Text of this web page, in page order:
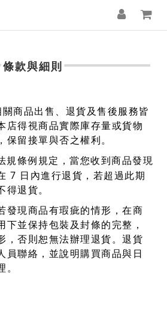
條款與細則
商品出售、退貨及售後服務皆
店得視商品實際庫存量或貨物
保留接單與否之權利。
規條例規定，當您收到商品發現
7 日內進行退貨，若超過此期
得退貨。
發現商品有瑕疵的情形，在商
下並保持包裝及封條的完整，
，否則恕無法辦理退貨。退貨
員聯絡，並說明購買商品與日
。